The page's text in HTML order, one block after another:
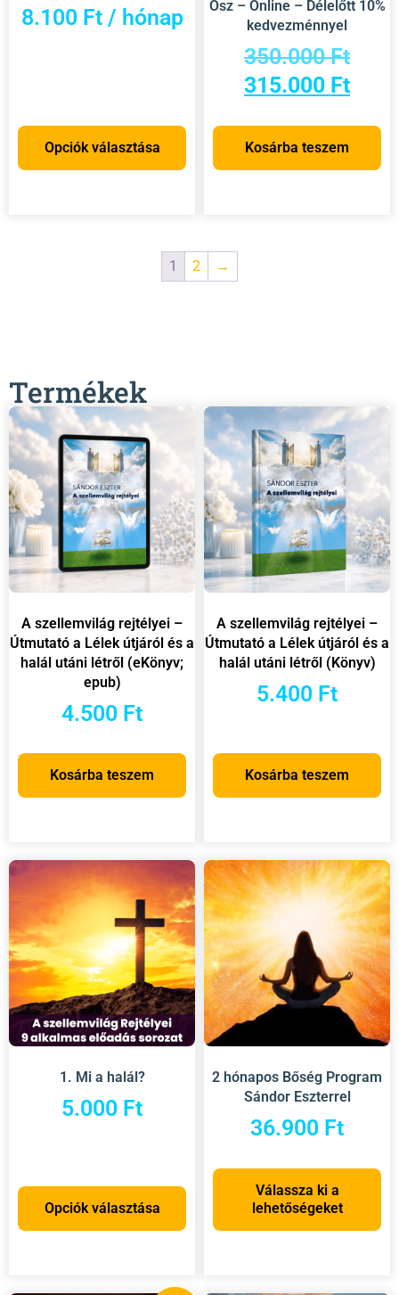
8.100 Ft / hónap
Opciók választása
Ősz – Online – Délelőtt 10%
kedvezménnyel
350.000Ft
315.000 Ft
Kosárba teszem
1 2 →
Termékek
A szellemvilág rejtélyei –
Útmutató a Lélek útjáról és a
halál utáni létről (eKönyv;
epub)
4.500 Ft
Kosárba teszem
A szellemvilág rejtélyei –
Útmutató a Lélek útjáról és a
halál utáni létről (Könyv)
5.400 Ft
Kosárba teszem
1. Mi a halál?
5.000 Ft
Opciók választása
2 hónapos Bőség Program
Sándor Eszterrel
36.900 Ft
Válassza ki a
lehetőségeket